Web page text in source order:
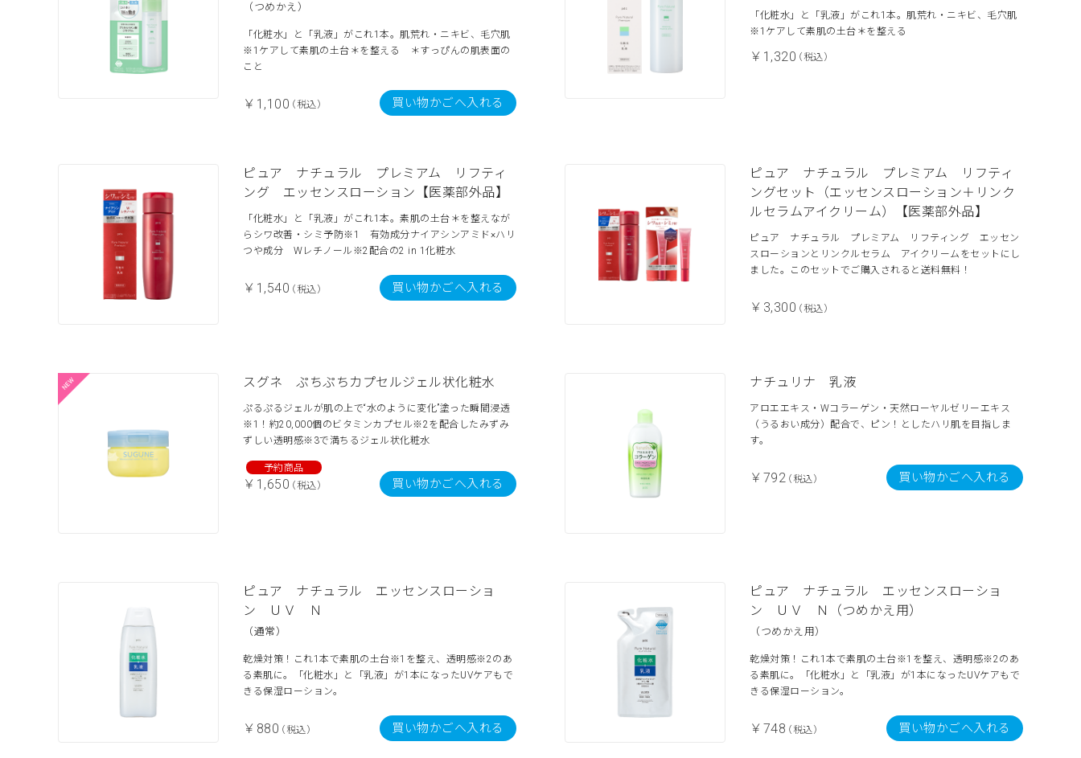
（つめかえ）
「化粧水」と「乳液」がこれ1本。肌荒れ・ニキビ、毛穴肌
※1ケアして素肌の土台＊を整える ＊すっぴんの肌表面の
こと
￥1,100（税込） 買い物かごへ入れる
「化粧水」と「乳液」がこれ1本。肌荒れ・ニキビ、毛穴肌
※1ケアして素肌の土台＊を整える
￥1,320（税込）
ピュア ナチュラル プレミアム リフティ
ング エッセンスローション【医薬部外品】
「化粧水」と「乳液」がこれ1本。素肌の土台＊を整えなが
らシワ改善・シミ予防※1 有効成分ナイアシンアミド×ハリ
つや成分 Wレチノール※2配合の2 in 1化粧水
￥1,540（税込） 買い物かごへ入れる
ピュア ナチュラル プレミアム リフティ
ングセット（エッセンスローション＋リンク
ルセラムアイクリーム）【医薬部外品】
ピュア ナチュラル プレミアム リフティング エッセン
スローションとリンクルセラム アイクリームをセットにし
ました。このセットでご購入されると送料無料！
￥3,300（税込）
スグネ ぷちぷちカプセルジェル状化粧水
ぷるぷるジェルが肌の上で“水のように変化”塗った瞬間浸透
※1！約20,000個のビタミンカプセル※2を配合したみずみ
ずしい透明感※3で満ちるジェル状化粧水
￥1,650（税込） 買い物かごへ入れる
ナチュリナ 乳液
アロエエキス・Wコラーゲン・天然ローヤルゼリーエキス
（うるおい成分）配合で、ピン！としたハリ肌を目指しま
す。
￥792（税込） 買い物かごへ入れる
ピュア ナチュラル エッセンスローショ
ン ＵＶ Ｎ
（通常）
乾燥対策！これ1本で素肌の土台※1を整え、透明感※2のあ
る素肌に。「化粧水」と「乳液」が1本になったUVケアもで
きる保湿ローション。
￥880（税込） 買い物かごへ入れる
ピュア ナチュラル エッセンスローショ
ン ＵＶ Ｎ（つめかえ用）
（つめかえ用）
乾燥対策！これ1本で素肌の土台※1を整え、透明感※2のあ
る素肌に。「化粧水」と「乳液」が1本になったUVケアもで
きる保湿ローション。
￥748（税込） 買い物かごへ入れる